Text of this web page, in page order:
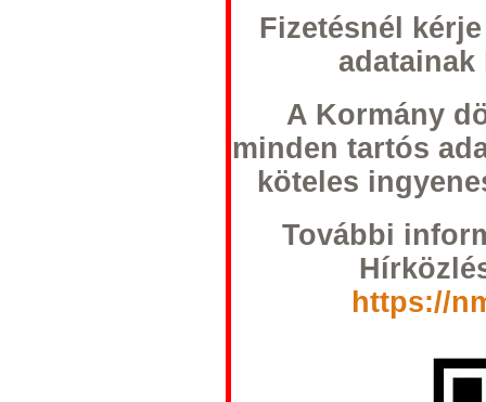
Fizetésnél
adatainak
A Kormány
minden tartós
köteles
További
https://